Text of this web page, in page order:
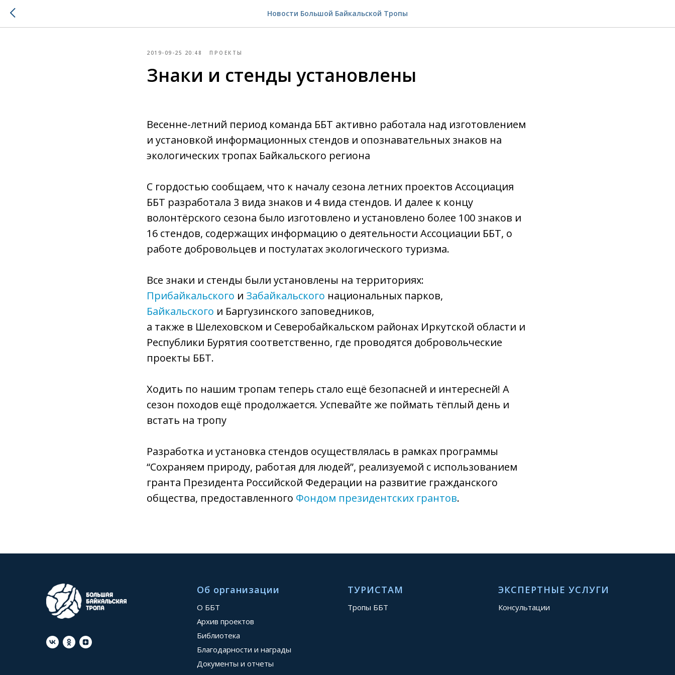
Новости Большой Байкальской Тропы
2019-09-25 20:48 ПРОЕКТЫ
Знаки и стенды установлены
Весенне-летний период команда ББТ активно работала над изготовлением
и установкой информационных стендов и опознавательных знаков на
экологических тропах Байкальского региона
С гордостью сообщаем, что к началу сезона летних проектов Ассоциация
ББТ разработала 3 вида знаков и 4 вида стендов. И далее к концу
волонтёрского сезона было изготовлено и установлено более 100 знаков и
16 стендов, содержащих информацию о деятельности Ассоциации ББТ, о
работе добровольцев и постулатах экологического туризма.
Все знаки и стенды были установлены на территориях:
Прибайкальского и Забайкальского национальных парков,
Байкальского и Баргузинского заповедников,
а также в Шелеховском и Северобайкальском районах Иркутской области и
Республики Бурятия соответственно, где проводятся добровольческие
проекты ББТ.
Ходить по нашим тропам теперь стало ещё безопасней и интересней! А
сезон походов ещё продолжается. Успевайте же поймать тёплый день и
встать на тропу
Разработка и установка стендов осуществлялась в рамках программы
“Сохраняем природу, работая для людей”, реализуемой с использованием
гранта Президента Российской Федерации на развитие гражданского
общества, предоставленного Фондом президентских грантов.
Об организации
О ББТ
Архив проектов
Библиотека
Благодарности и награды
Документы и отчеты
ТУРИСТАМ
Тропы ББТ
ЭКСПЕРТНЫЕ УСЛУГИ
Консультации